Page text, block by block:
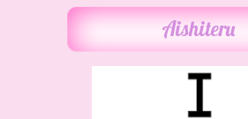
Aishiteru